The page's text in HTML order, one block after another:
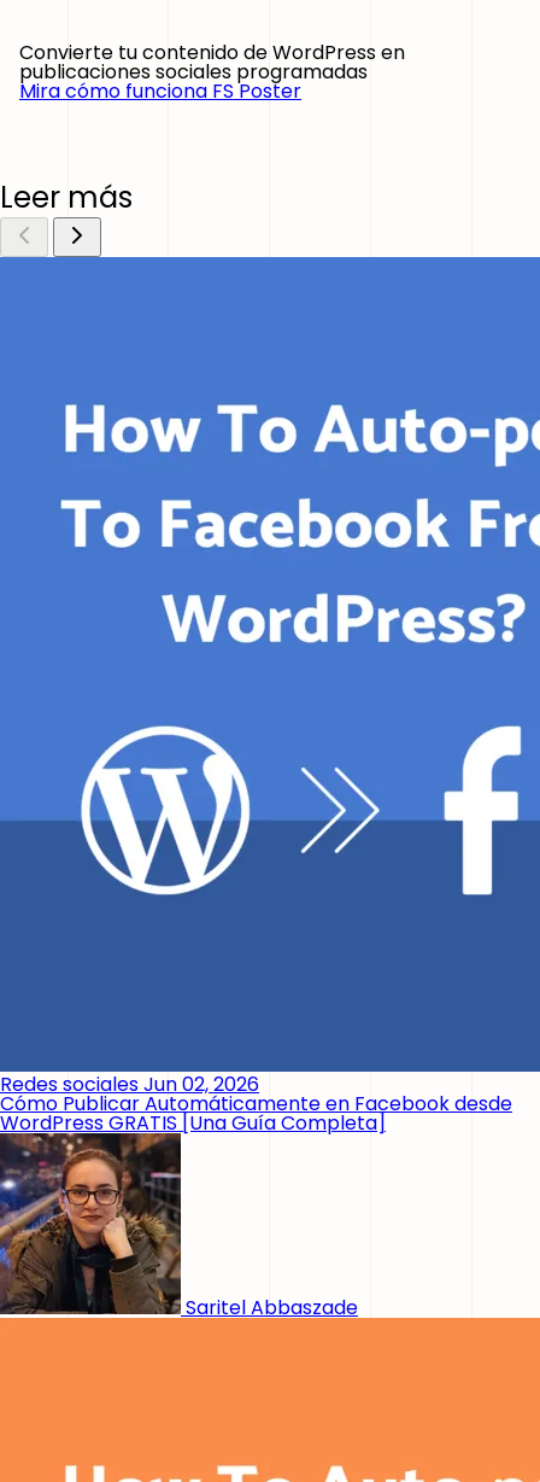
Convierte tu contenido de WordPress en
publicaciones sociales programadas
Mira cómo funciona FS Poster
Leer más
Redes socialesJun 02, 2026
Cómo Publicar Automáticamente en Facebook desde
WordPress GRATIS [Una Guía Completa]
Saritel Abbaszade